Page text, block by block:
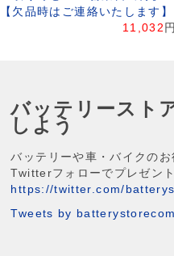
【欠品時はご連絡いたします】
11,032 円
バッテリースト
しよう
バッテリーや車・バイクのお
Twitterフォローでプレゼン
https://twitter.com/
Tweets by batterystorecom